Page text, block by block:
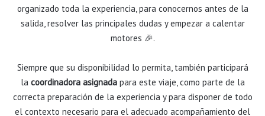
organizado toda la experiencia, para conocernos antes de la
salida, resolver las principales dudas y empezar a calentar
motores 🎉.
Siempre que su disponibilidad lo permita, también participará
la coordinadora asignadapara este viaje, como parte de la
correcta preparación de la experiencia y para disponer de todo
el contexto necesario para el adecuado acompañamiento del